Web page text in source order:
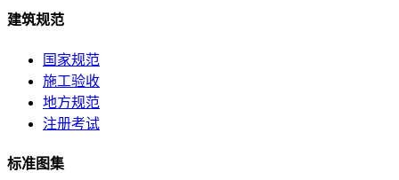
建筑规范
国家规范
施工验收
地方规范
注册考试
标准图集